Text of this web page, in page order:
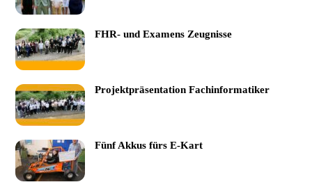
FHR- und Examens Zeugnisse
Projektpräsentation Fachinformatiker
Fünf Akkus fürs E-Kart